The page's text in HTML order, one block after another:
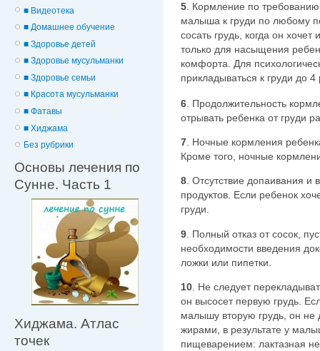
■ Видеотека
■ Домашнее обучение
■ Здоровье детей
■ Здоровье мусульманки
■ Здоровье семьи
■ Красота мусульманки
■ Фатавы
■ Хиджама
Без рубрики
Основы лечения по
Сунне. Часть 1
Хиджама. Атлас
точек
5 . Кормление по
малыша к груди по любому
сосать грудь, когда он
только для насыщения
комфорта. Для
прикладываться к груди до 4
6 . Продолжительность
отрывать ребенка от груди
7 . Ночные кормления
Кроме того, ночные
8. Отсутствие допаивания
продуктов. Если ребенок
груди.
9 . Полный отказ от сосок,
необходимости введения
ложки или пипетки.
10 . Не следует
он высосет первую грудь.
малышу вторую грудь, он не
жирами, в результате у
пищеварением: лактазная